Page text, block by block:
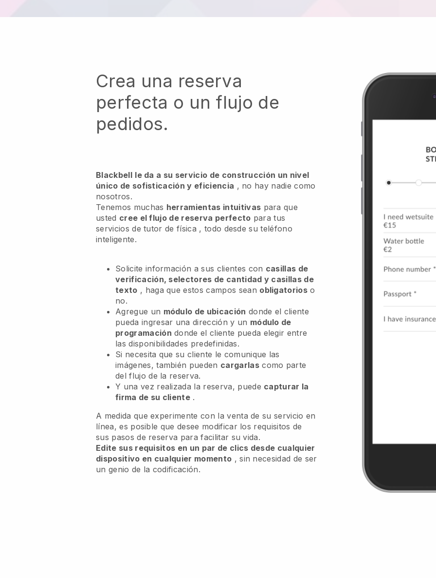
Crea una reserva
perfecta o un flujo de
pedidos.
Blackbell le da a su servicio de construcción un nivel
único de sofisticación y eficiencia , no hay nadie como
nosotros.
Tenemos muchas herramientas intuitivas para que
usted cree el flujo de reserva perfecto para tus
servicios de tutor de física , todo desde su teléfono
inteligente.
Solicite información a sus clientes con casillas de
verificación, selectores de cantidad y casillas de
texto , haga que estos campos sean obligatorios o
no.
Agregue un módulo de ubicación donde el cliente
pueda ingresar una dirección y un módulo de
programación donde el cliente pueda elegir entre
las disponibilidades predefinidas.
Si necesita que su cliente le comunique las
imágenes, también pueden cargarlascomo parte
del flujo de la reserva.
Y una vez realizada la reserva, puede capturar la
firma de su cliente .
A medida que experimente con la venta de su servicio en
línea, es posible que desee modificar los requisitos de
sus pasos de reserva para facilitar su vida.
Edite sus requisitos en un par de clics desde cualquier
dispositivo en cualquier momento , sin necesidad de ser
un genio de la codificación.